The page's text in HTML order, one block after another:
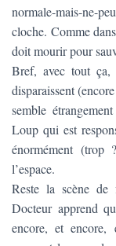
normale-mais-ne-
cloche. Comme
doit mourir pour
Bref, avec tout ça,
disparaissent
semble
Loup qui est
énormément (trop
l’espace.
Reste la scène
Docteur apprend
encore, et